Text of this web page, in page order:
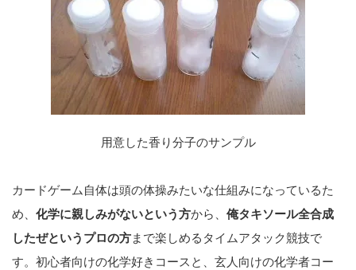
用意した香り分子のサンプル
カードゲーム自体は頭の体操みたいな仕組みになっているた
め、 化学に親しみがないという方から、 俺タキソール全合成
したぜというプロの方まで楽しめるタイムアタック競技で
す。初心者向けの化学好きコースと、玄人向けの化学者コー